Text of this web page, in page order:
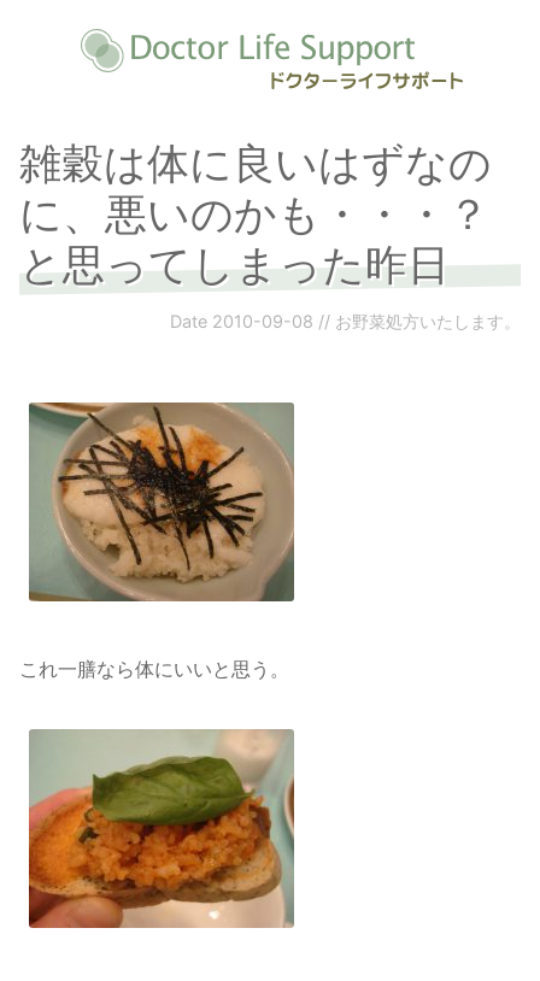
雑穀は体に良いはずなの
に、悪いのかも・・・？
と思ってしまった昨日
Date 2010-09-08 // お野菜処方いたします。
これ一膳なら体にいいと思う。